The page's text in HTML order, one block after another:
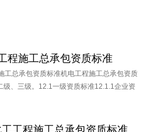
程施工总承包资质标准
工总承包资质标准机电工程施工总承包资质
级、三级。12.1一级资质标准12.1.1企业资
工程施工总承包资质标准